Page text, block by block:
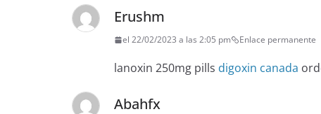
Erushm
el 22/02/2023 a las 2:05 pm Enlace permanente
lanoxin 250mg pills digoxin canada
Abahfx